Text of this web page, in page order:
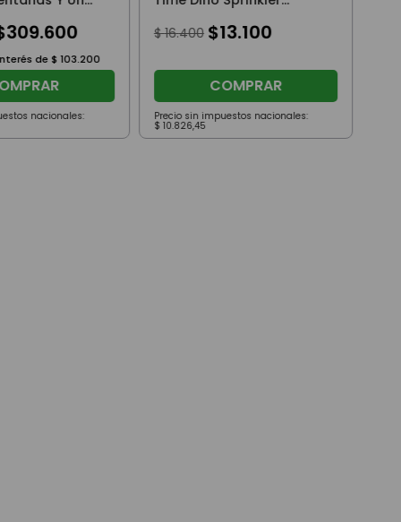
309.600
de $ 103.200
nacionales:
$ 16.400 $13.100
COMPRAR
Precio sin impuestos nacionales:
$ 10.826,45